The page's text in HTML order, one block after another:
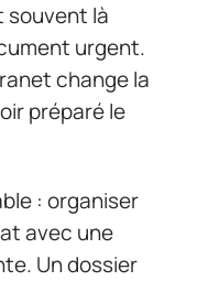
souvent là
urgent.
change la
préparé le
: organiser
avec une
Un dossier